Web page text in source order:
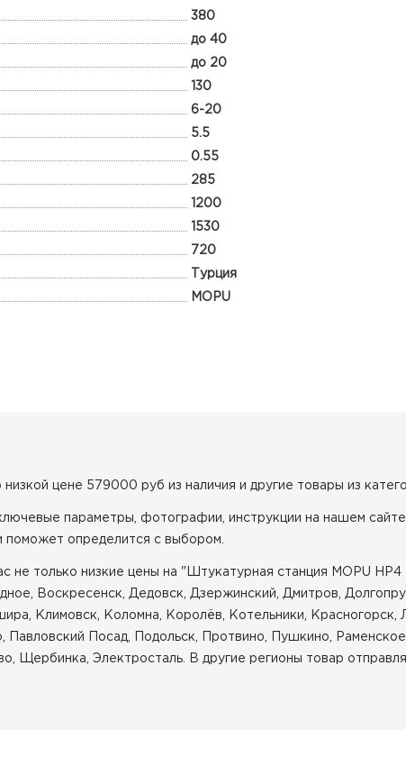
380
до 40
до 20
130
6-20
5.5
0.55
285
1200
1530
720
Турция
MOPU
низкой цене 579000 руб из наличия и другие товары из
параметры, фотографии, инструкции на нашем
определится с выбором.
только низкие цены на "Штукатурная станция MOPU
Воскресенск, Дедовск, Дзержинский, Дмитров,
Климовск, Коломна, Королёв, Котельники,
Посад, Подольск, Протвино, Пушкино,
Электросталь. В другие регионы товар